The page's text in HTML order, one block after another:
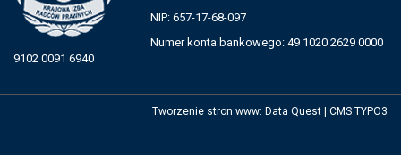
NIP: 657-17-68-097
Numer konta bankowego: 49 1020 2629 0000
9102 0091 6940
Tworzenie stron www: Data Quest CMS TYPO3